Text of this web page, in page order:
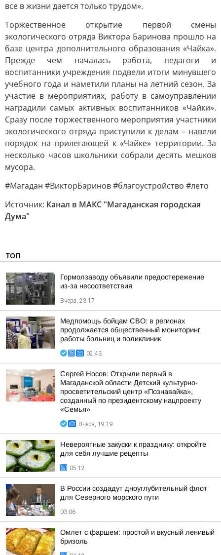
все в жизни дается только трудом».
Торжественное открытие первой смены
экологического отряда Виктора Баринова прошло на
базе центра дополнительного образования «Чайка».
Прежде чем началась работа, педагоги и
воспитанники учреждения подвели итоги минувшего
учебного года и наметили планы на летний сезон. За
участие в мероприятиях, работу в самоуправлении
наградили самых активных воспитанников «Чайки».
Сразу после торжественного мероприятия участники
экологического отряда приступили к делам – навели
порядок на прилегающей к «Чайке» территории. За
несколько часов школьники собрали десять мешков
мусора.
#Магадан #ВикторБаринов #благоустройство #лето
Источник: Канал в МАКС "Магаданская городская
Дума"
ТОП
Гормолзаводу объявили предостережение
из-за несоответствия
Вчера, 23:17
Медпомощь бойцам СВО: в регионах
продолжается общественный мониторинг
работы больниц и поликлиник
02:43
Сергей Носов: Открыли первый в
Магаданской области Детский культурно-
просветительский центр «Познавайка»,
созданный по президентскому нацпроекту
«Семья»
Вчера, 19:19
Невероятные закуски к празднику: откройте
для себя лучшие рецепты
05:12
В России создадут дноуглубительный флот
для Северного морского пути
03:06
Омлет с фаршем: простой и вкусный ленивый
бризоль